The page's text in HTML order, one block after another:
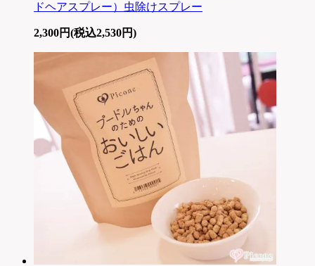
ドヘアスプレー）虫除けスプレー
2,300円(税込2,530円)